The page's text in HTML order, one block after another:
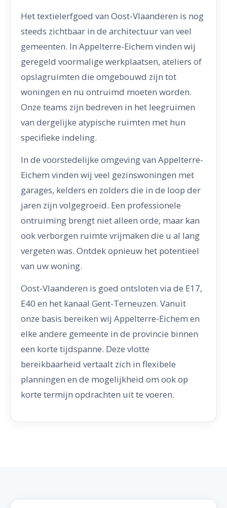
Het textielerfgoed van Oost-Vlaanderen is nog
steeds zichtbaar in de architectuur van veel
gemeenten. In Appelterre-Eichem vinden wij
geregeld voormalige werkplaatsen, ateliers of
opslagruimten die omgebouwd zijn tot
woningen en nu ontruimd moeten worden.
Onze teams zijn bedreven in het leegruimen
van dergelijke atypische ruimten met hun
specifieke indeling.
In de voorstedelijke omgeving van Appelterre-
Eichem vinden wij veel gezinswoningen met
garages, kelders en zolders die in de loop der
jaren zijn volgegroeid. Een professionele
ontruiming brengt niet alleen orde, maar kan
ook verborgen ruimte vrijmaken die u al lang
vergeten was. Ontdek opnieuw het potentieel
van uw woning.
Oost-Vlaanderen is goed ontsloten via de E17,
E40 en het kanaal Gent-Terneuzen. Vanuit
onze basis bereiken wij Appelterre-Eichem en
elke andere gemeente in de provincie binnen
een korte tijdspanne. Deze vlotte
bereikbaarheid vertaalt zich in flexibele
planningen en de mogelijkheid om ook op
korte termijn opdrachten uit te voeren.